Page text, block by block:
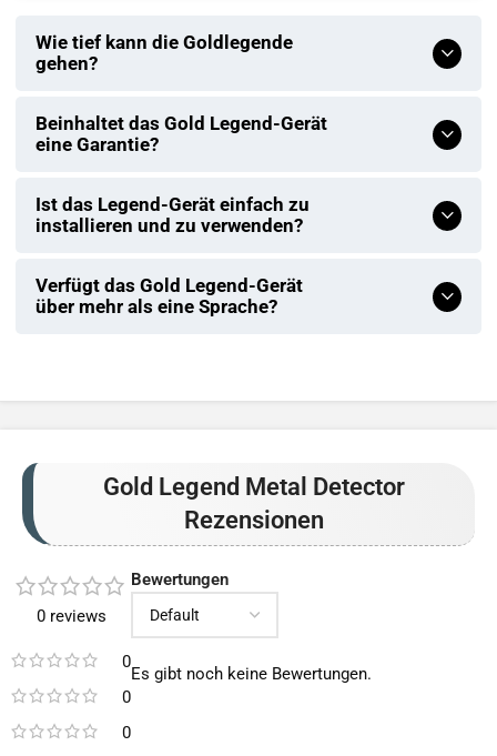
Wie tief kann die Goldlegende
gehen?
Beinhaltet das Gold Legend-Gerät
eine Garantie?
Ist das Legend-Gerät einfach zu
installieren und zu verwenden?
Verfügt das Gold Legend-Gerät
über mehr als eine Sprache?
Gold Legend Metal Detector
Rezensionen
0 reviews
0
0
0
Bewertungen
Es gibt noch keine Bewertungen.